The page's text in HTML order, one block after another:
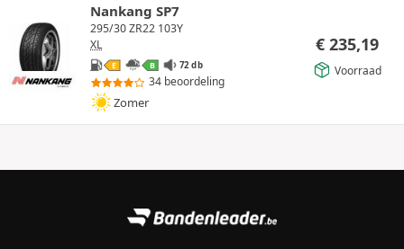
Nankang SP7
295/30 ZR22 103Y
XL
E B 72 db
34 beoordeling
Zomer
€ 235,19
Voorraad